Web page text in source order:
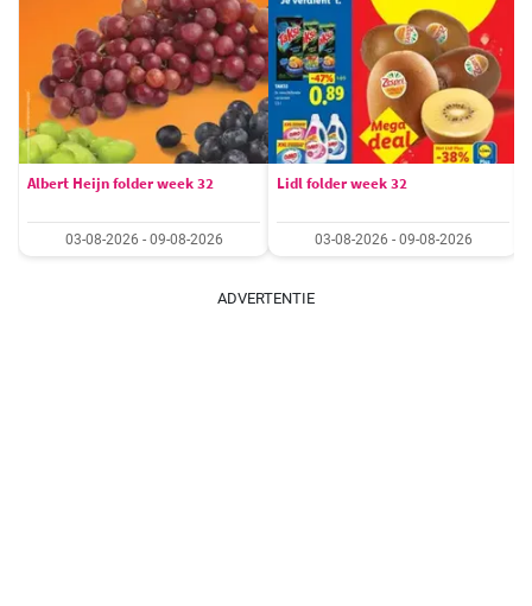
Albert Heijn folder week 32
03-08-2026 - 09-08-2026
Lidl folder week 32
03-08-2026 - 09-08-2026
ADVERTENTIE